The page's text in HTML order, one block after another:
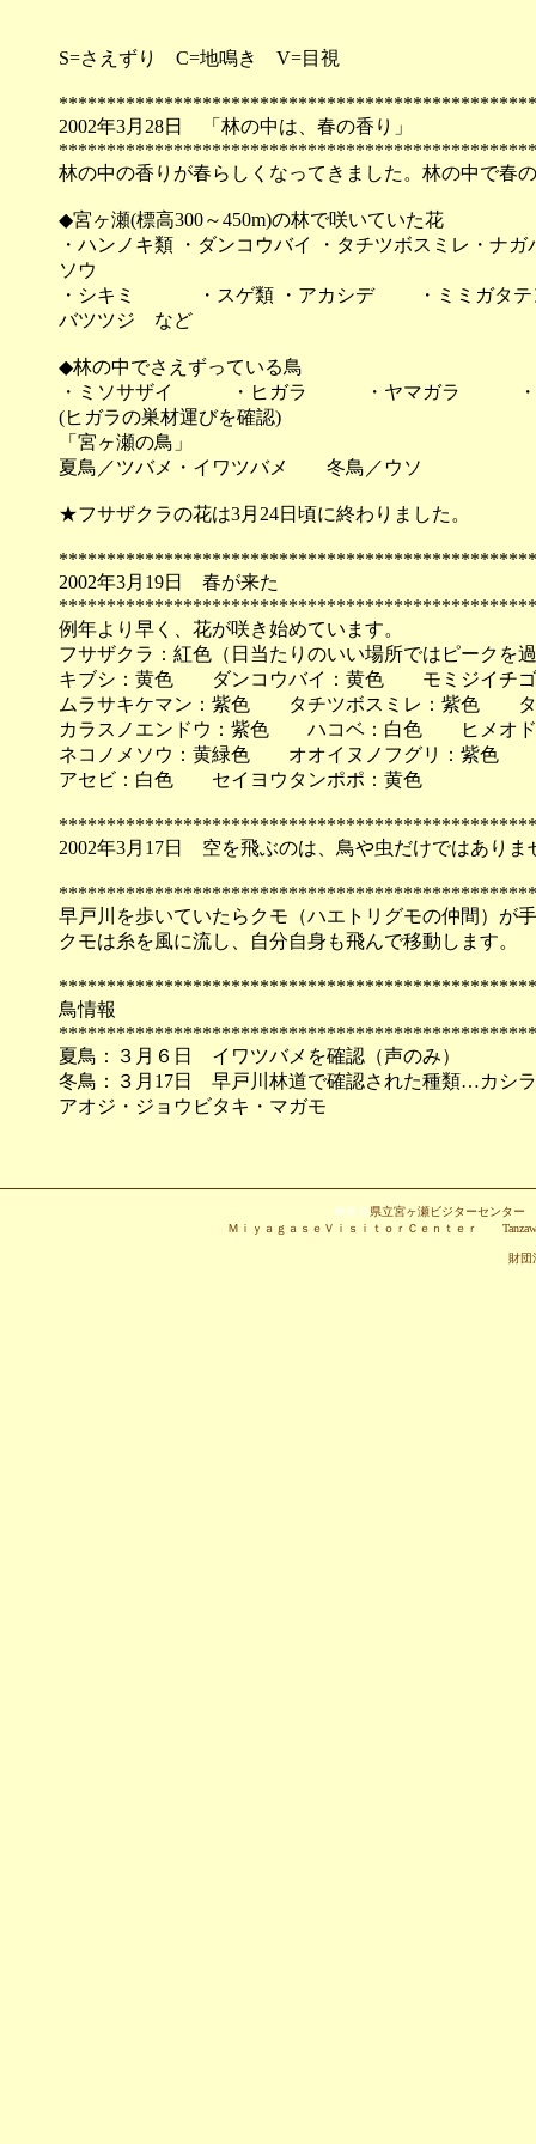
S=さえずり C=地鳴き V=目視
2002年3月28日 「林の中は、春の香り」
林の中の香りが春らしくなってきました。林の中で春
◆宮ヶ瀬(標高300～450m)の林で咲いていた花
・ハンノキ類 ・ダンコウバイ ・タチツボスミレ・ナ
ソウ
・シキミ ・スゲ類 ・アカシデ ・ミミガタテ
バツツジ など
◆林の中でさえずっている鳥
・ミソサザイ ・ヒガラ ・ヤマガラ ・シ
(ヒガラの巣材運びを確認)
「宮ヶ瀬の鳥」
夏鳥／ツバメ・イワツバメ 冬鳥／ウソ
★フサザクラの花は3月24日頃に終わりました。
2002年3月19日 春が来た
例年より早く、花が咲き始めています。
フサザクラ：紅色（日当たりのいい場所ではピークを
キブシ：黄色 ダンコウバイ：黄色 モミジイチゴ
ムラサキケマン：紫色 タチツボスミレ：紫色 タ
カラスノエンドウ：紫色 ハコベ：白色 ヒメオド
ネコノメソウ：黄緑色 オオイヌノフグリ：紫色
アセビ：白色 セイヨウタンポポ：黄色
2002年3月17日 空を飛ぶのは、鳥や虫だけではありま
早戸川を歩いていたらクモ（ハエトリグモの仲間）が
クモは糸を風に流し、自分自身も飛んで移動します。
鳥情報
夏鳥：３月６日 イワツバメを確認（声のみ）
冬鳥：３月17日 早戸川林道で確認された種類…カシ
アオジ・ジョウビタキ・マガモ
神奈川
県立宮ヶ瀬ビジターセン
ＭｉｙａｇａｓｅＶｉｓｉｔｏｒＣｅｎｔｅｒ Tanzawa-
財